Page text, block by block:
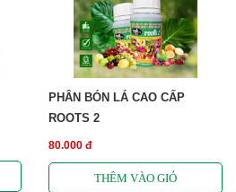
PHÂN BÓN LÁ CAO CẤP
ROOTS 2
80.000 đ